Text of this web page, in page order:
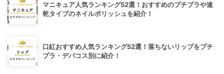
マニキュア人気ランキング52選！おすすめのプチプラや速
乾タイプのネイルポリッシュを紹介！
口紅おすすめ人気ランキング52選！落ちないリップをプチ
プラ・デパコス別に紹介！